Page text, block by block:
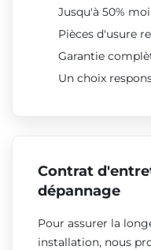
Jusqu'à 50%
Pièces d'usure
Garantie
Un choix
Contrat
dépannage
Pour assurer la
installation, nous